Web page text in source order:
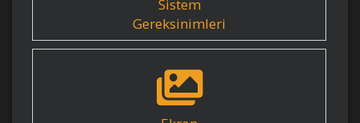
Sistem
Gereksinimleri